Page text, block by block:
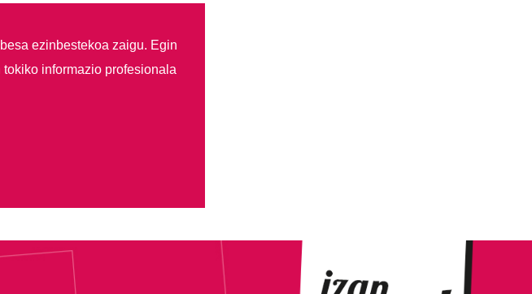
ezinbestekoa zaigu. Egin
informazio profesionala